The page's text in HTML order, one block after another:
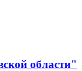
области"